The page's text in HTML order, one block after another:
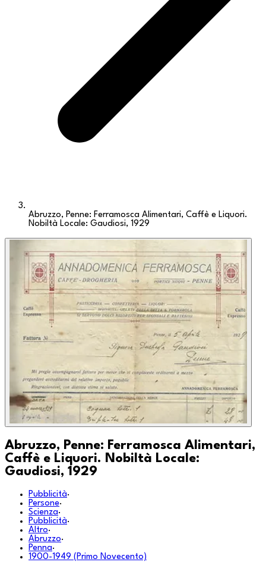
Abruzzo, Penne: Ferramosca Alimentari, Caffè e Liquori.
Nobiltà Locale: Gaudiosi, 1929
Abruzzo, Penne: Ferramosca Alimentari,
Caffè e Liquori. Nobiltà Locale:
Gaudiosi, 1929
Pubblicità·
Persone·
Scienza·
Pubblicità·
Altro·
Abruzzo·
Penna·
1900-1949 (Primo Novecento)